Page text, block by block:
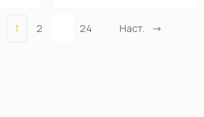
1 2 24 Наст.